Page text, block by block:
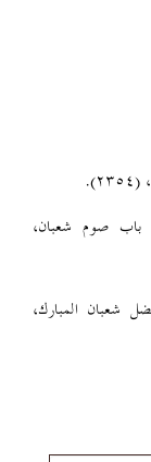
باب صوم شعبان،
شعبان المبارك،